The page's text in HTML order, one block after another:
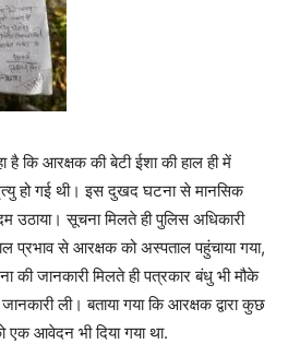
कि आरक्षक की बेटी ईशा की हाल ही में
हो गई थी। इस दुखद घटना से मानसिक
सूचना मिलते ही पुलिस अधिकारी
प्रभाव से आरक्षक को अस्पताल पहुंचाया गया,
की जानकारी मिलते ही पत्रकार बंधु भी मौके
ली। बताया गया कि आरक्षक द्वारा कुछ
एक आवेदन भी दिया गया था.